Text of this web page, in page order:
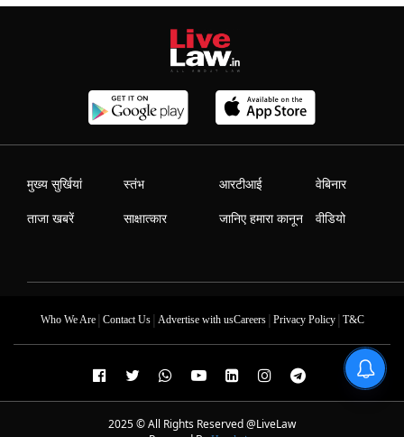
मुख्य सुर्खियां
ताजा खबरें
स्तंभ
साक्षात्कार
आरटीआई
जानिए हमारा कानून
वेबिनार
वीडियो
Who We Are| Contact Us| Advertise with usCareers| Privacy Policy| T&C
2025 © All Rights Reserved @LiveLaw